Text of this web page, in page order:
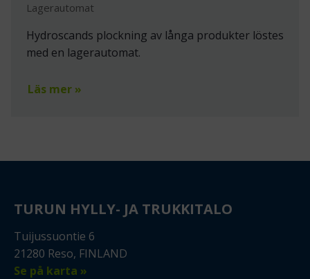
Lagerautomat
Hydroscands plockning av långa produkter löstes
med en lagerautomat.
Läs mer »
TURUN HYLLY- JA TRUKKITALO
Tuijussuontie 6
21280 Reso, FINLAND
Se på karta »